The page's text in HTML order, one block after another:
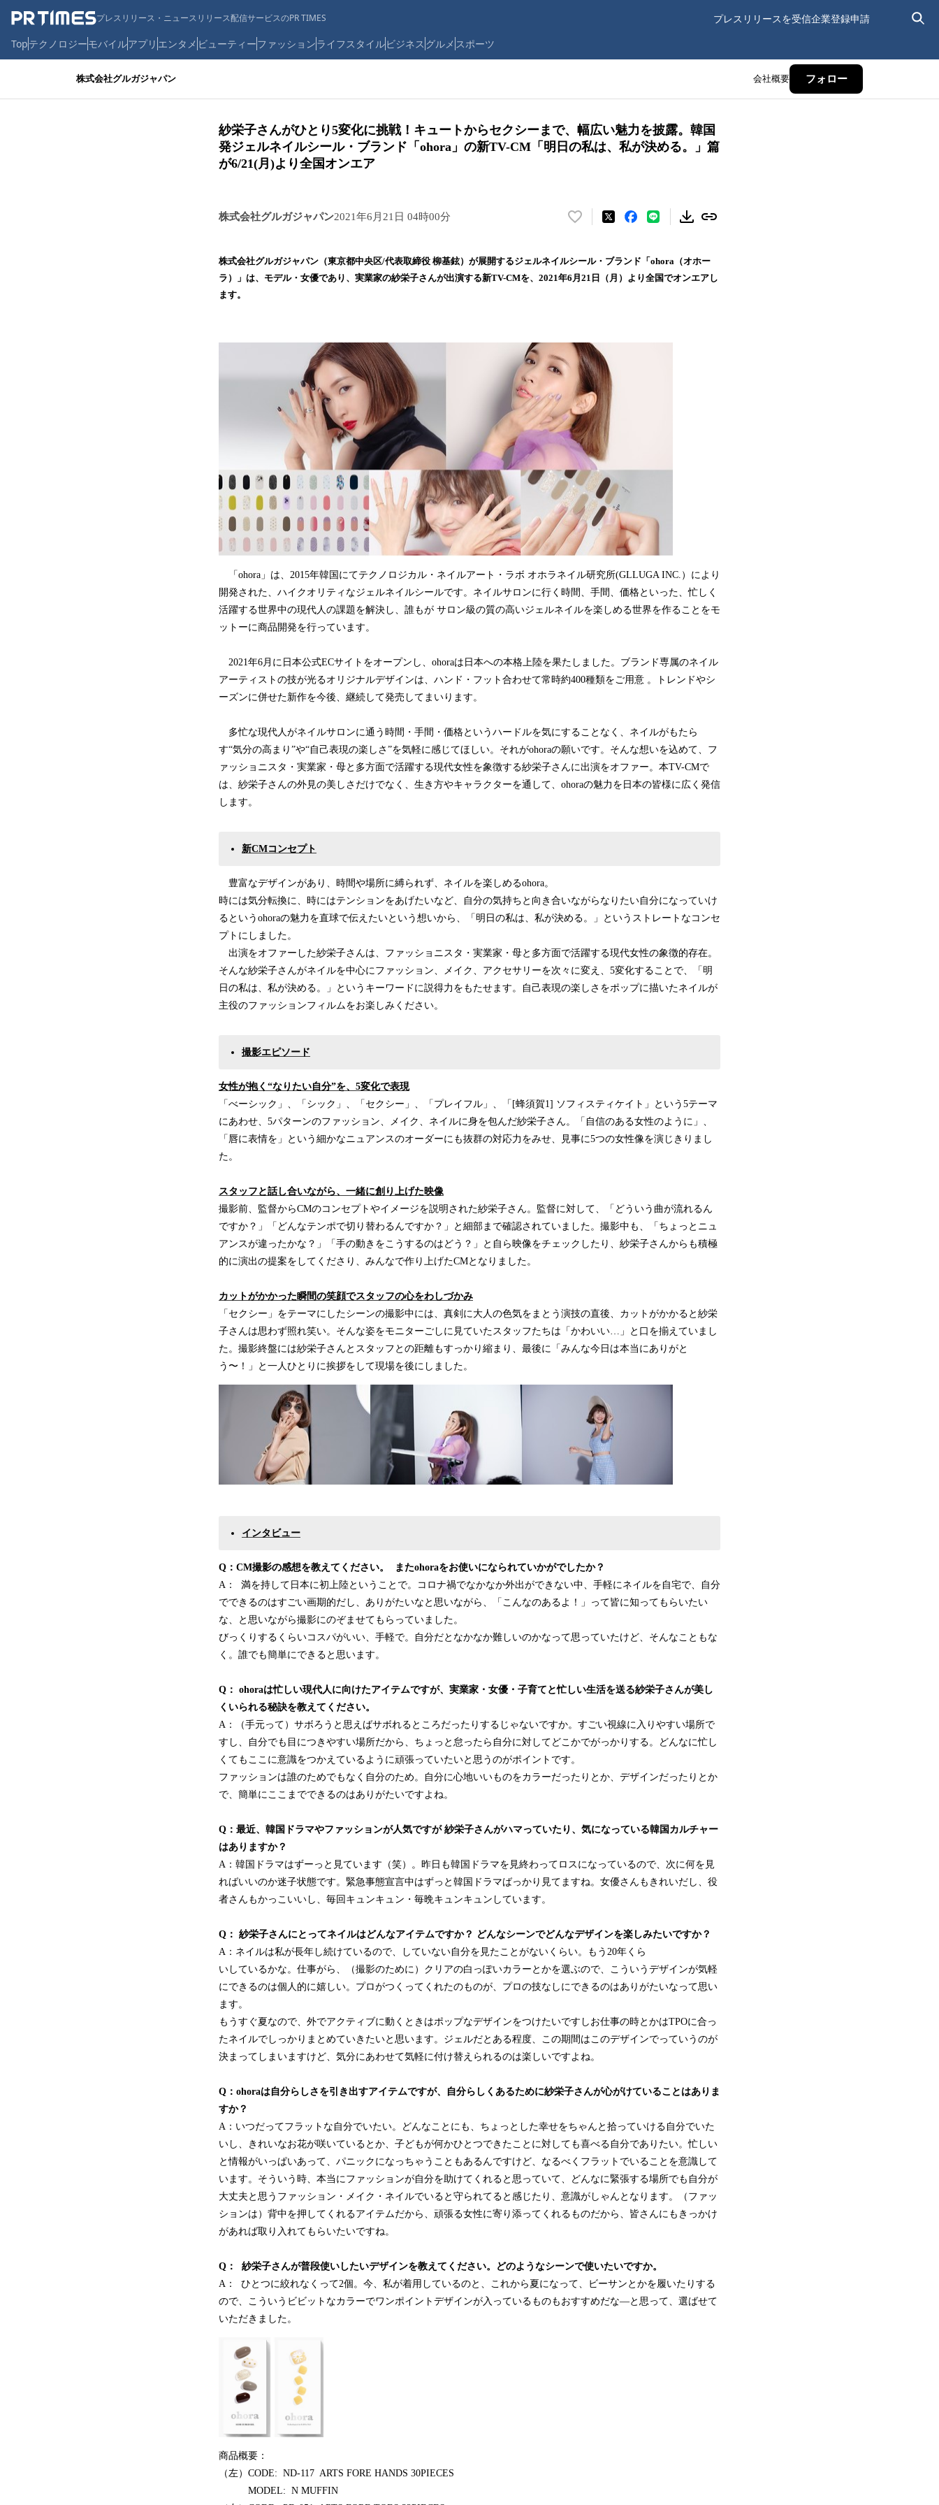
プレスリリース・ニュースリリース配信サービスのPR TIMES プレスリリースを受信企業登録申請
Topテクノロジーモバイルアプリ エンタメ ビューティーファッションライフスタイルビジネス グルメ スポーツ
株式会社グルガジャパン 会社概要 フォロー
紗栄子さんがひとり5変化に挑戦！キュートからセクシーまで、幅広い魅力を披露。韓国
発ジェルネイルシール・ブランド「ohora」の新TV-CM「明日の私は、私が決める。」篇
が6/21(月)より全国オンエア
株式会社グルガジャパン2021年6月21日 04時00分
い
！
数
込
み
中
で
す
株式会社グルガジャパン（東京都中央区/代表取締役 柳基鉉）が展開するジェルネイルシール・ブランド「ohora（オホー
ラ）」は、モデル・女優であり、実業家の紗栄子さんが出演する新TV-CMを、2021年6月21日（月）より全国でオンエアし
ます。
「ohora」は、2015年韓国にてテクノロジカル・ネイルアート・ラボ オホラネイル研究所(GLLUGA INC.）により
開発された、ハイクオリティなジェルネイルシールです。ネイルサロンに行く時間、手間、価格といった、忙しく
活躍する世界中の現代人の課題を解決し、誰もが サロン級の質の高いジェルネイルを楽しめる世界を作ることをモ
ットーに商品開発を行っています。
2021年6月に日本公式ECサイトをオープンし、ohoraは日本への本格上陸を果たしました。ブランド専属のネイル
アーティストの技が光るオリジナルデザインは、ハンド・フット合わせて常時約400種類をご用意 。トレンドやシ
ーズンに併せた新作を今後、継続して発売してまいります。
多忙な現代人がネイルサロンに通う時間・手間・価格というハードルを気にすることなく、ネイルがもたら
す“気分の高まり”や“自己表現の楽しさ”を気軽に感じてほしい。それがohoraの願いです。そんな想いを込めて、フ
ァッショニスタ・実業家・母と多方面で活躍する現代女性を象徴する紗栄子さんに出演をオファー。本TV-CMで
は、紗栄子さんの外見の美しさだけでなく、生き方やキャラクターを通して、ohoraの魅力を日本の皆様に広く発信
します。
新CMコンセプト
豊富なデザインがあり、時間や場所に縛られず、ネイルを楽しめるohora。
時には気分転換に、時にはテンションをあげたいなど、自分の気持ちと向き合いながらなりたい自分になっていけ
るというohoraの魅力を直球で伝えたいという想いから、「明日の私は、私が決める。」というストレートなコンセ
プトにしました。
出演をオファーした紗栄子さんは、ファッショニスタ・実業家・母と多方面で活躍する現代女性の象徴的存在。
そんな紗栄子さんがネイルを中心にファッション、メイク、アクセサリーを次々に変え、5変化することで、「明
日の私は、私が決める。」というキーワードに説得力をもたせます。自己表現の楽しさをポップに描いたネイルが
主役のファッションフィルムをお楽しみください。
撮影エピソード
女性が抱く“なりたい自分”を、5変化で表現
「べーシック」、「シック」、「セクシー」、「プレイフル」、「[蜂須賀1] ソフィスティケイト」という5テーマ
にあわせ、5パターンのファッション、メイク、ネイルに身を包んだ紗栄子さん。「自信のある女性のように」、
「唇に表情を」という細かなニュアンスのオーダーにも抜群の対応力をみせ、見事に5つの女性像を演じきりまし
た。
スタッフと話し合いながら、一緒に創り上げた映像
撮影前、監督からCMのコンセプトやイメージを説明された紗栄子さん。監督に対して、「どういう曲が流れるん
ですか？」「どんなテンポで切り替わるんですか？」と細部まで確認されていました。撮影中も、「ちょっとニュ
アンスが違ったかな？」「手の動きをこうするのはどう？」と自ら映像をチェックしたり、紗栄子さんからも積極
的に演出の提案をしてくださり、みんなで作り上げたCMとなりました。
カットがかかった瞬間の笑顔でスタッフの心をわしづかみ
「セクシー」をテーマにしたシーンの撮影中には、真剣に大人の色気をまとう演技の直後、カットがかかると紗栄
子さんは思わず照れ笑い。そんな姿をモニターごしに見ていたスタッフたちは「かわいい…」と口を揃えていまし
た。撮影終盤には紗栄子さんとスタッフとの距離もすっかり縮まり、最後に「みんな今日は本当にありがと
う〜！」と一人ひとりに挨拶をして現場を後にしました。
インタビュー
Q：CM撮影の感想を教えてください。 またohoraをお使いになられていかがでしたか？
A： 満を持して日本に初上陸ということで。コロナ禍でなかなか外出ができない中、手軽にネイルを自宅で、自分
でできるのはすごい画期的だし、ありがたいなと思いながら、「こんなのあるよ！」って皆に知ってもらいたい
な、と思いながら撮影にのぞませてもらっていました。
びっくりするくらいコスパがいい、手軽で。自分だとなかなか難しいのかなって思っていたけど、そんなこともな
く。誰でも簡単にできると思います。
Q： ohoraは忙しい現代人に向けたアイテムですが、実業家・女優・子育てと忙しい生活を送る紗栄子さんが美し
くいられる秘訣を教えてください。
A：（手元って）サボろうと思えばサボれるところだったりするじゃないですか。すごい視線に入りやすい場所で
すし、自分でも目につきやすい場所だから、ちょっと怠ったら自分に対してどこかでがっかりする。どんなに忙し
くてもここに意識をつかえているように頑張っていたいと思うのがポイントです。
ファッションは誰のためでもなく自分のため。自分に心地いいものをカラーだったりとか、デザインだったりとか
で、簡単にここまでできるのはありがたいですよね。
Q：最近、韓国ドラマやファッションが人気ですが 紗栄子さんがハマっていたり、気になっている韓国カルチャー
はありますか？
A：韓国ドラマはずーっと見ています（笑）。昨日も韓国ドラマを見終わってロスになっているので、次に何を見
ればいいのか迷子状態です。緊急事態宣言中はずっと韓国ドラマばっかり見てますね。女優さんもきれいだし、役
者さんもかっこいいし、毎回キュンキュン・毎晩キュンキュンしています。
Q： 紗栄子さんにとってネイルはどんなアイテムですか？ どんなシーンでどんなデザインを楽しみたいですか？
A：ネイルは私が長年し続けているので、していない自分を見たことがないくらい。もう20年くら
いしているかな。仕事がら、（撮影のために）クリアの白っぽいカラーとかを選ぶので、こういうデザインが気軽
にできるのは個人的に嬉しい。プロがつくってくれたのものが、プロの技なしにできるのはありがたいなって思い
ます。
もうすぐ夏なので、外でアクティブに動くときはポップなデザインをつけたいですしお仕事の時とかはTPOに合っ
たネイルでしっかりまとめていきたいと思います。ジェルだとある程度、この期間はこのデザインでっていうのが
決まってしまいますけど、気分にあわせて気軽に付け替えられるのは楽しいですよね。
Q：ohoraは自分らしさを引き出すアイテムですが、自分らしくあるために紗栄子さんが心がけていることはありま
すか？
A：いつだってフラットな自分でいたい。どんなことにも、ちょっとした幸せをちゃんと拾っていける自分でいた
いし、きれいなお花が咲いているとか、子どもが何かひとつできたことに対しても喜べる自分でありたい。忙しい
と情報がいっぱいあって、パニックになっちゃうこともあるんですけど、なるべくフラットでいることを意識して
います。そういう時、本当にファッションが自分を助けてくれると思っていて、どんなに緊張する場所でも自分が
大丈夫と思うファッション・メイク・ネイルでいると守られてると感じたり、意識がしゃんとなります。（ファッ
ションは）背中を押してくれるアイテムだから、頑張る女性に寄り添ってくれるものだから、皆さんにもきっかけ
があれば取り入れてもらいたいですね。
Q： 紗栄子さんが普段使いしたいデザインを教えてください。どのようなシーンで使いたいですか。
A： ひとつに絞れなくって2個。今、私が着用しているのと、これから夏になって、ビーサンとかを履いたりする
ので、こういうビビットなカラーでワンポイントデザインが入っているものもおすすめだな―と思って、選ばせて
いただきました。
商品概要：
（左）CODE: ND-117 ARTS FORE HANDS 30PIECES
MODEL: N MUFFIN